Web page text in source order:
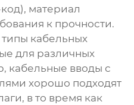
материал
к прочности.
кабельных
для различных
кабельные вводы с
хорошо подходят
в то время как